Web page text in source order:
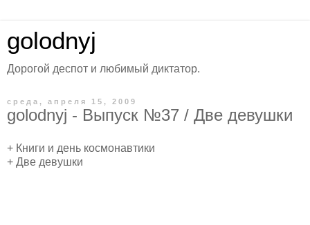
golodnyj
Дорогой деспот и любимый диктатор.
среда, апреля 15, 2009
golodnyj - Выпуск №37 / Две девушки
+ Книги и день космонавтики
+ Две девушки